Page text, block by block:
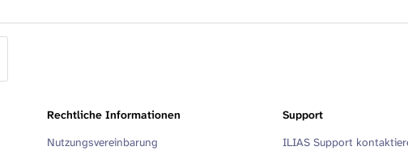
Rechtliche Informationen
Nutzungsvereinbarung
Support
ILIAS Support